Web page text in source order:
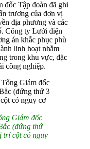
đốc Tập đoàn đã ghi
trương của đơn vị
địa phương và các
Công ty Lưới điện
án khắc phục phù
linh hoạt nhằm
trong khu vực, đặc
công nghiệp.
Giám đốc
(đứng thứ
trí cột có nguy